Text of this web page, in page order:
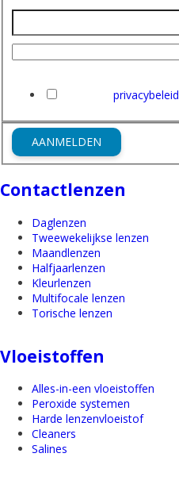
privacybeleid
AANMELDEN
Contactlenzen
Daglenzen
Tweewekelijkse lenzen
Maandlenzen
Halfjaarlenzen
Kleurlenzen
Multifocale lenzen
Torische lenzen
Vloeistoffen
Alles-in-een vloeistoffen
Peroxide systemen
Harde lenzenvloeistof
Cleaners
Salines